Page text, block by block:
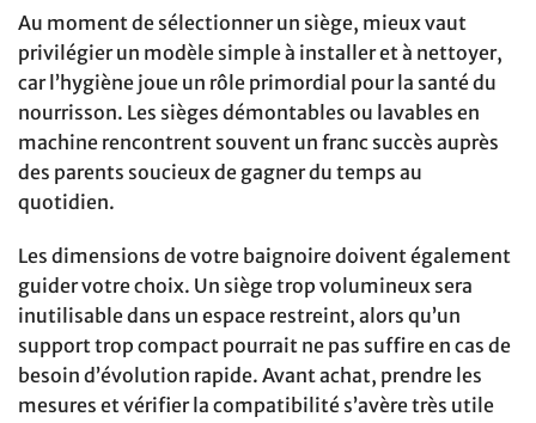
Au moment de sélectionner un siège, mieux vaut
privilégier un modèle simple à installer et à nettoyer,
car l’hygiène joue un rôle primordial pour la santé du
nourrisson. Les sièges démontables ou lavables en
machine rencontrent souvent un franc succès auprès
des parents soucieux de gagner du temps au
quotidien.
Les dimensions de votre baignoire doivent également
guider votre choix. Un siège trop volumineux sera
inutilisable dans un espace restreint, alors qu’un
support trop compact pourrait ne pas suffire en cas de
besoin d’évolution rapide. Avant achat, prendre les
mesures et vérifier la compatibilité s’avère très utile